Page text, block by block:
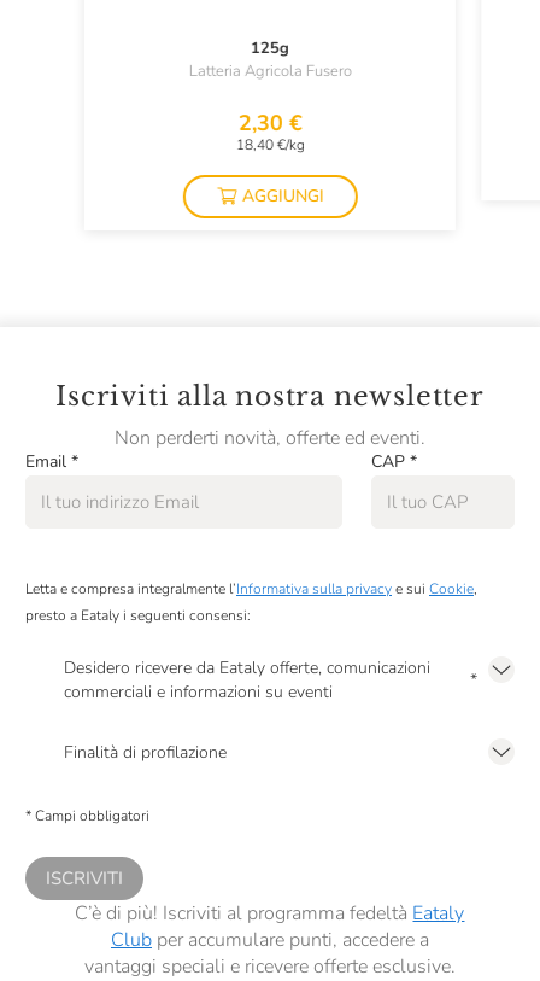
125g
Latteria Agricola Fusero
2,30 €
18,40 €/kg
AGGIUNGI
Iscriviti alla nostra newsletter
Non perderti novità, offerte ed eventi.
Email * CAP *
Letta e compresa integralmente l’Informativa sulla privacye sui Cookie,
presto a Eataly i seguenti consensi:
Desidero ricevere da Eataly offerte, comunicazioni
commerciali e informazioni su eventi
*
Finalità di profilazione
comunicazioni commerciali personalizzate, in caso di consenso prestato ai
* Campi obbligatori
ISCRIVITI
C’è di più! Iscriviti al programma fedeltà Eataly
Clubper accumulare punti, accedere a
vantaggi speciali e ricevere offerte esclusive.